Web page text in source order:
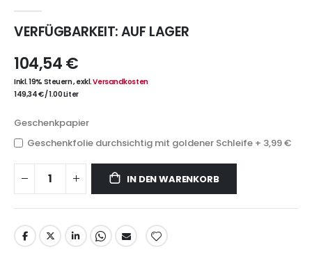
VERFÜGBARKEIT:AUF LAGER
104,54 €
Inkl. 19% Steuern,exkl.Versandkosten
149,34 €/1.00 Liter
Geschenkpapier
Geschenkfolie durchsichtig mit goldener Schleife + 3,99 €
IN DEN WARENKORB